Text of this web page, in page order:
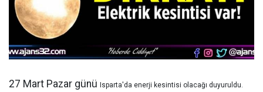
27 Mart Pazar günü Isparta'da enerji kesintisi olacağı duyuruldu.